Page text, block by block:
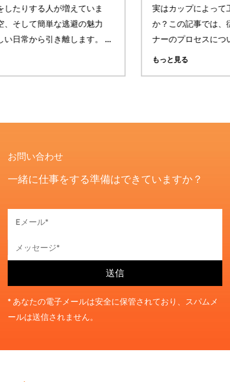
実はカップによって工程が違うことをご存知です
か？この記事では、従来のステンレス製カップライ
ナーのプロセスについ...
お問い合わせ
一緒に仕事をする準備はできていますか？
* あなたの電子メールは安全に保管されており、スパムメ
ールは送信されません。